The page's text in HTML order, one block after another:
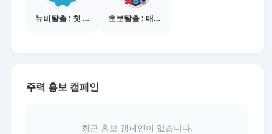
뉴비탈출 : 첫 전환 달성 초보탈출 : 매체별 활동 가이드보기
주력 홍보 캠페인
최근 홍보 캠페인이 없습니다.